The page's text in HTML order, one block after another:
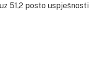
51,2 posto uspješnosti